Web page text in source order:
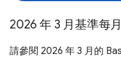
2026 年 3 月基準每
請參閱 2026 年 3 月的